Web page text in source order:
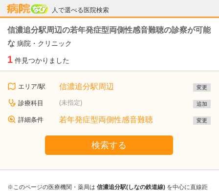
人で選べる医院検索
病院なび
信濃追分駅周辺の若年発症型両側性感音難聴の診察が可能
な 病院・クリニック
1 件見つかりました
エリア/駅 信濃追分駅周辺 変更
診療科目 (未指定) 追加
詳細条件 若年発症型両側性感音難聴 変更
検索する
※このページの医療機関・薬局は 信濃追分駅(しなの鉄道線) を中心に直線距